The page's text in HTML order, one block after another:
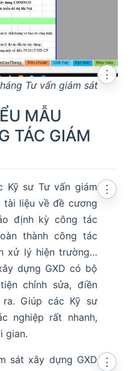
Tư vấn giám sát
MẪU
TÁC GIÁM
⋮
Kỹ sư Tư vấn giám
tài liệu về đề cương
định kỳ công tác
thành công tác
xử lý hiện trường…
dựng GXD có bộ
chỉnh sửa, điền
Giúp các Kỹ sư
nghiệp rất nhanh,
gian.
⋮
sát xây dựng GXD
⋮